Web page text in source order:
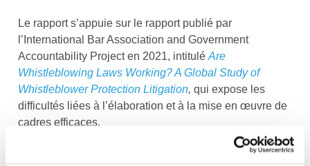
Le rapport s’appuie sur le rapport publié par
l’International Bar Association and Government
Accountability Project en 2021, intitulé Are
Whistleblowing Laws Working? A Global Study of
Whistleblower Protection Litigation, qui expose les
difficultés liées à l’élaboration et à la mise en œuvre de
cadres efficaces.
Le rapport est également disponible en anglais.